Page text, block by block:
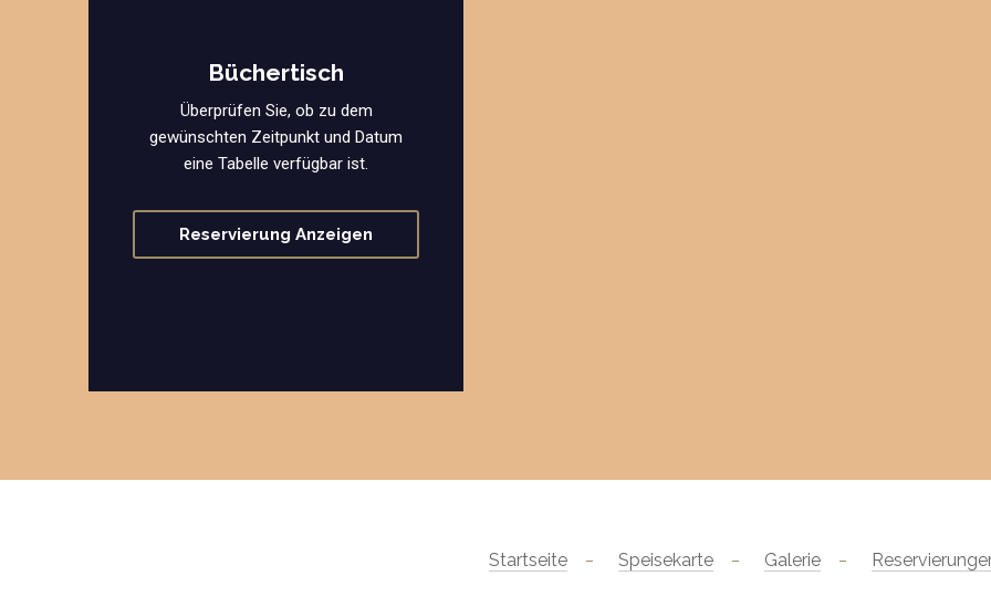
Büchertisch
Überprüfen Sie, ob zu dem
gewünschten Zeitpunkt und Datum
eine Tabelle verfügbar ist.
Reservierung Anzeigen
Startseite Speisekarte Galerie